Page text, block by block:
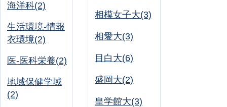
海洋科(2)
生活環境-情報
衣環境(2)
医-医科栄養(2)
地域保健学域
(2)
相模女子大(3)
相愛大(3)
目白大(6)
盛岡大(2)
皇学館大(3)